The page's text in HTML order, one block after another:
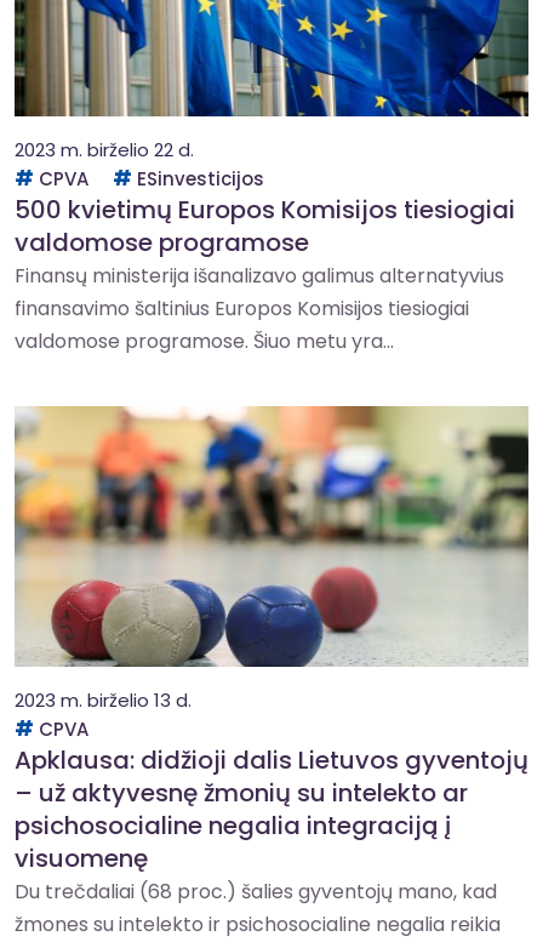
2023 m. birželio 22 d.
CPVA
ESinvesticijos
500 kvietimų Europos Komisijos tiesiogiai
valdomose programose
Finansų ministerija išanalizavo galimus alternatyvius
finansavimo šaltinius Europos Komisijos tiesiogiai
valdomose programose. Šiuo metu yra...
2023 m. birželio 13 d.
CPVA
Apklausa: didžioji dalis Lietuvos gyventojų
– už aktyvesnę žmonių su intelekto ar
psichosocialine negalia integraciją į
visuomenę
Du trečdaliai (68 proc.) šalies gyventojų mano, kad
žmones su intelekto ir psichosocialine negalia reikia